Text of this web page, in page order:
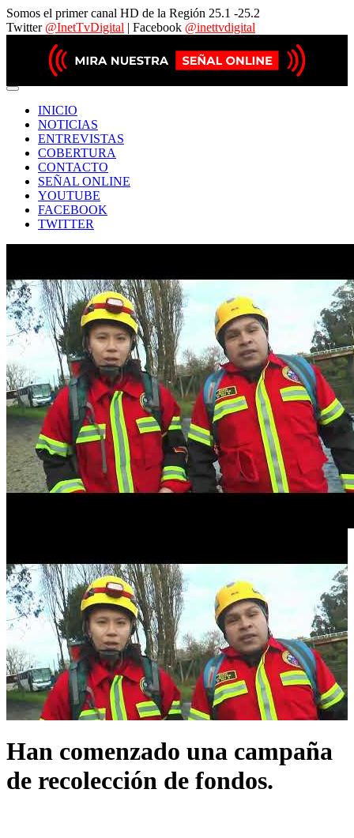
Somos el primer canal HD de la Región 25.1 -25.2
Twitter @InetTvDigital | Facebook @inettvdigital
INICIO
NOTICIAS
ENTREVISTAS
COBERTURA
CONTACTO
SEÑAL ONLINE
YOUTUBE
FACEBOOK
TWITTER
Han comenzado una campaña
de recolección de fondos.